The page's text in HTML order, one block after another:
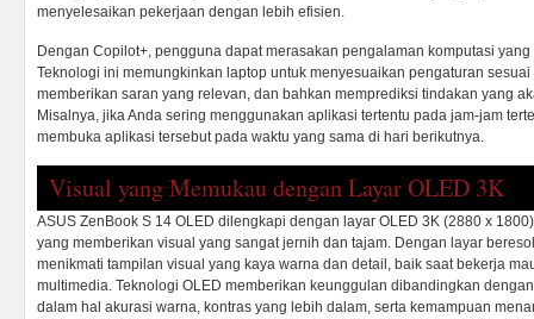
menyelesaikan pekerjaan dengan lebih efisien.
Dengan Copilot+, pengguna dapat merasakan pengalaman komputasi
Teknologi ini memungkinkan laptop untuk menyesuaikan pengaturan
memberikan saran yang relevan, dan bahkan memprediksi tindakan yang
Misalnya, jika Anda sering menggunakan aplikasi tertentu pada jam-jam
membuka aplikasi tersebut pada waktu yang sama di hari berikutnya.
Visual yang Memukau dengan Layar OLED 3K
ASUS ZenBook S 14 OLED dilengkapi dengan layar OLED 3K (2880 x
yang memberikan visual yang sangat jernih dan tajam. Dengan layar
menikmati tampilan visual yang kaya warna dan detail, baik saat bekerja
multimedia. Teknologi OLED memberikan keunggulan dibandingkan
dalam hal akurasi warna, kontras yang lebih dalam, serta kemampuan